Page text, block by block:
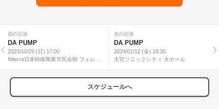
前の公演
DA PUMP
2023/10/29 (日) 17:00
Niterra日本特殊陶業市民会館 フォレス
次の公演
DA PUMP
2024/01/12 (金) 18:30
大宮ソニックシティ 大ホール
スケジュールへ